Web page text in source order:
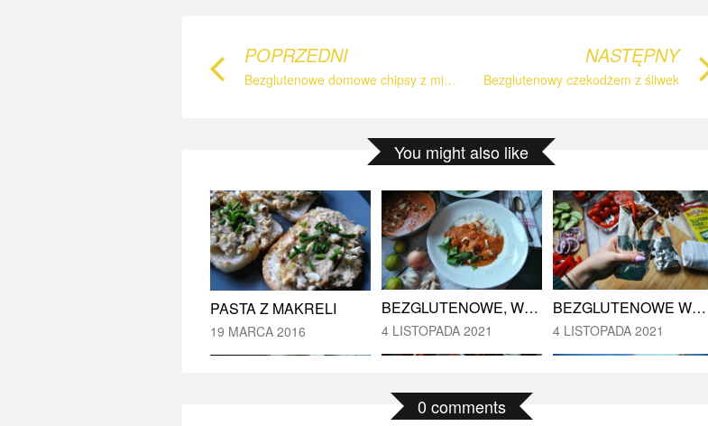
POPRZEDNI
Bezglutenowe domowe chipsy z mikrofalówki
NASTĘPNY
Bezglutenowy czekodżem z śliwek
You might also like
BEZGLUTENOWY KREM Z BIAŁYCH WARZYW Z „CHRUPKAMI” Z CIECIERZYCY
PASTA Z MAKRELI
19 MARCA 2016
PASTA Z MAKRELI
19 MARCA 2016
BEZGLUTENOWE, WEGE „BUTTER HALLOUMI” À LA „BUTTER CHICKEN”
4 LISTOPADA 2021
4 LISTOPADA 2021
BEZGLUTENOWE WEGE TORTILLE Z TOFU À LA GYROS.
4 LISTOPADA 2021
0 comments